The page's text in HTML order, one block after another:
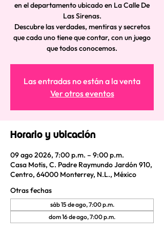
en el departamento ubicado en La Calle De
Las Sirenas.
Descubre las verdades, mentiras y secretos
que cada uno tiene que contar, con un juego
que todos conocemos.
Las entradas no están a la venta
Ver otros eventos
Horario y ubicación
09 ago 2026, 7:00 p.m. – 9:00 p.m.
Casa Motis, C. Padre Raymundo Jardón 910,
Centro, 64000 Monterrey, N.L., México
Otras fechas
sáb 15 de ago, 7:00 p.m.
dom 16 de ago, 7:00 p.m.